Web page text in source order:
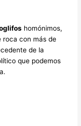
homónimos,
roca con más de
de la
que podemos